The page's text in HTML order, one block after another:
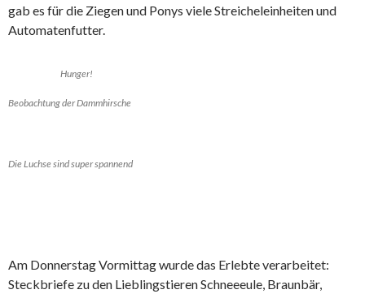
gab es für die Ziegen und Ponys viele Streicheleinheiten und
Automatenfutter.
Hunger!
Beobachtung der Dammhirsche
Die Luchse sind super spannend
Am Donnerstag Vormittag wurde das Erlebte verarbeitet:
Steckbriefe zu den Lieblingstieren Schneeeule, Braunbär,